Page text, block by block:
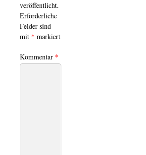
veröffentlicht.
Erforderliche
Felder sind
mit * markiert
Kommentar *